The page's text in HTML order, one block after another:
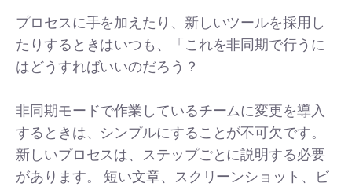
プロセスに手を加えたり、新しいツールを採用し
たりするときはいつも、「これを非同期で行うに
はどうすればいいのだろう？
非同期モードで作業しているチームに変更を導入
するときは、シンプルにすることが不可欠です。
新しいプロセスは、ステップごとに説明する必要
があります。 短い文章、スクリーンショット、ビ